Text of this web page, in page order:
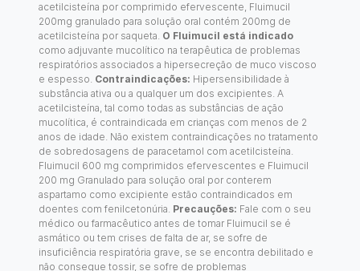
acetilcisteína por comprimido efervescente, Fluimucil
200mg granulado para solução oral contém 200mg de
acetilcisteína por saqueta. O Fluimucil está indicado
como adjuvante mucolítico na terapêutica de problemas
respiratórios associados a hipersecreção de muco viscoso
e espesso. Contraindicações: Hipersensibilidade à
substância ativa ou a qualquer um dos excipientes. A
acetilcisteína, tal como todas as substâncias de ação
mucolítica, é contraindicada em crianças com menos de 2
anos de idade. Não existem contraindicações no tratamento
de sobredosagens de paracetamol com acetilcisteína.
Fluimucil 600 mg comprimidos efervescentes e Fluimucil
200 mg Granulado para solução oral por conterem
aspartamo como excipiente estão contraindicados em
doentes com fenilcetonúria. Precauções: Fale com o seu
médico ou farmacêutico antes de tomar Fluimucil se é
asmático ou tem crises de falta de ar, se sofre de
insuficiência respiratória grave, se se encontra debilitado e
não consegue tossir, se sofre de problemas